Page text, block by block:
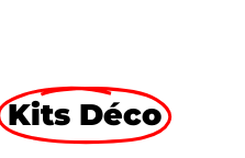
Kits Déco